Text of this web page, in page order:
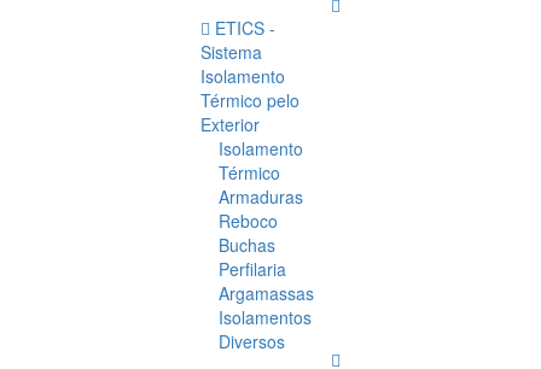
ETICS -
Sistema
Isolamento
Térmico pelo
Exterior
Isolamento
Térmico
Armaduras
Reboco
Buchas
Perfilaria
Argamassas
Isolamentos
Diversos